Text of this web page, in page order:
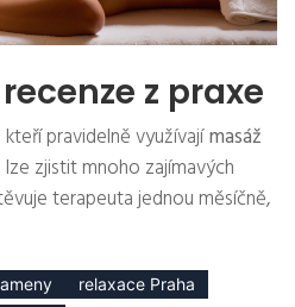
z praxe
pravidelně využívajímasáž
zjistit mnoho zajímavých
terapeuta jednou měsíčně,
relaxace Praha